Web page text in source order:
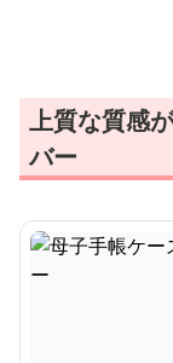
上質な質感
バー